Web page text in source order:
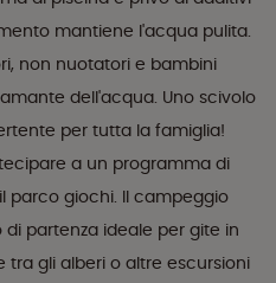
mantiene l'acqua pulita.
non nuotatori e bambini
dell'acqua. Uno scivolo
per tutta la famiglia!
a un programma di
parco giochi. Il campeggio
partenza ideale per gite in
gli alberi o altre escursioni